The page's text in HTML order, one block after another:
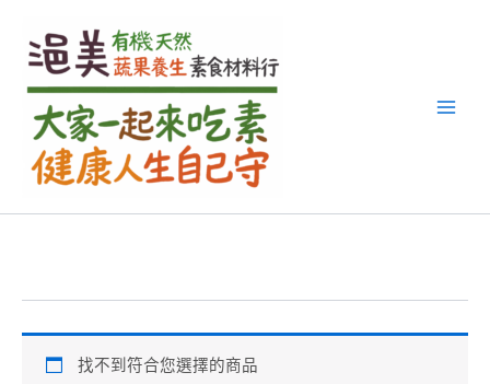
找不到符合您選擇的商品
關
字